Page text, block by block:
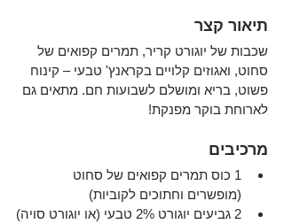
תיאור קצר
שכבות של יוגורט קריר, תמרים קפואים של
סחוט, ואגוזים קלויים בקראנץ' טבעי – קינוח
פשוט, בריא ומושלם לשבועות חם. מתאים גם
לארוחת בוקר מפנקת!
מרכיבים
1 כוס תמרים קפואים של סחוט
(מופשרים וחתוכים לקוביות)
2 גביעים יוגורט 2% טבעי (או יוגורט סויה)